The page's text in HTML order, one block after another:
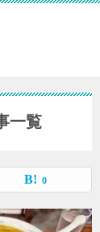
一覧
0